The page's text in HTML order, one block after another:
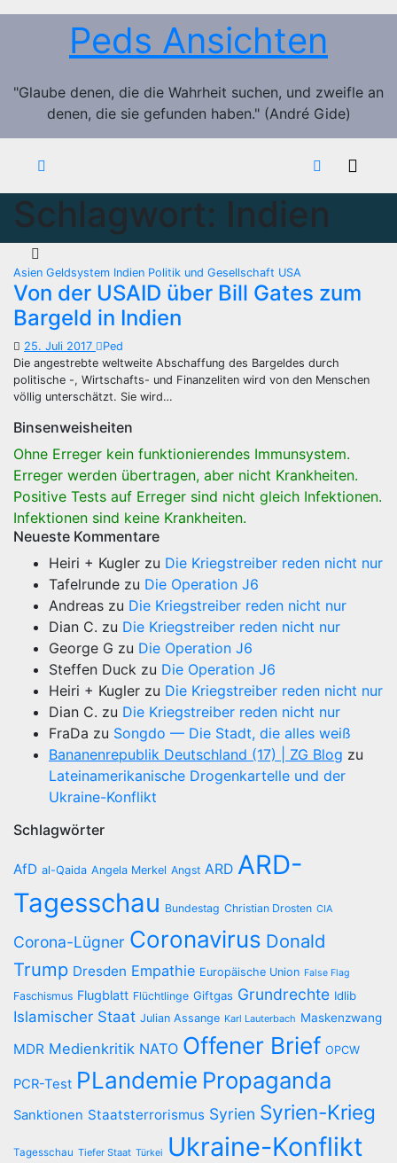
Zum
Peds Ansichten
"Glaube denen, die die Wahrheit suchen, und zweifle an
denen, die sie gefunden haben." (André Gide)
Schlagwort: Indien
Asien Geldsystem Indien Politik und Gesellschaft USA
Von der USAID über Bill Gates zum
Bargeld in Indien
25. Juli 2017
Ped
Die angestrebte weltweite Abschaffung des Bargeldes durch
politische -, Wirtschafts- und Finanzeliten wird von den Menschen
völlig unterschätzt. Sie wird…
Binsenweisheiten
Ohne Erreger kein funktionierendes Immunsystem.
Erreger werden übertragen, aber nicht Krankheiten.
Positive Tests auf Erreger sind nicht gleich Infektionen.
Infektionen sind keine Krankheiten.
Neueste Kommentare
Heiri + Kugler zu Die Kriegstreiber reden nicht nur
Tafelrunde zu Die Operation J6
Andreas zu Die Kriegstreiber reden nicht nur
Dian C. zu Die Kriegstreiber reden nicht nur
George G zu Die Operation J6
Steffen Duck zu Die Operation J6
Heiri + Kugler zu Die Kriegstreiber reden nicht nur
Dian C. zu Die Kriegstreiber reden nicht nur
FraDa zu Songdo — Die Stadt, die alles weiß
Bananenrepublik Deutschland (17) | ZG Blog zu
Lateinamerikanische Drogenkartelle und der
Ukraine-Konflikt
Schlagwörter
AfD al-Qaida Angela Merkel Angst ARD ARD-
Tagesschau Bundestag Christian Drosten CIA
Corona-Lügner Coronavirus Donald
Trump Dresden Empathie Europäische Union False Flag
Faschismus Flugblatt Flüchtlinge Giftgas Grundrechte Idlib
Islamischer Staat Julian Assange Karl Lauterbach Maskenzwang
MDR Medienkritik NATO Offener Brief OPCW
PCR-Test PLandemie Propaganda
Sanktionen Staatsterrorismus Syrien Syrien-Krieg
Tagesschau Tiefer Staat Türkei Ukraine-Konflikt